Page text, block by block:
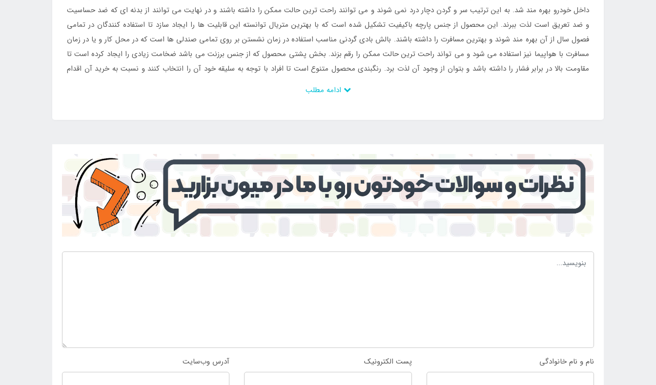
داخل خودرو بهره مند شد. به این ترتیب سر و گردن دچار درد نمی شوند و می توانند راحت ترین حالت ممکن را داشته باشند و در نهایت می توانند از بدنه ای که ضد حساسیت
و ضد تعریق است لذت ببرند. این محصول از جنس پارچه باکیفیت تشکیل شده است که با بهترین متریال توانسته این قابلیت ها را ایجاد سازد تا استفاده کنندگان در تمامی
فصول سال از آن بهره مند شوند و بهترین مسافرت را داشته باشند. بالش بادی گردنی مناسب استفاده در زمان نشستن بر روی تمامی صندلی ها است که در محل کار و یا در زمان
مسافرت با هواپیما نیز استفاده می شود و می تواند راحت ترین حالت ممکن را رقم بزند. بخش پشتی محصول که از جنس برزنت می باشد ضخامت زیادی را ایجاد کرده است تا
مقاومت بالا در برابر فشار را داشته باشد و بتوان از وجود آن لذت برد. رنگبندی محصول متنوع است تا افراد با توجه به سلیقه خود آن را انتخاب کنند و نسبت به خرید آن اقدام
نام و نام خانوادگی پست الکترونیک آدرس وب‌سایت